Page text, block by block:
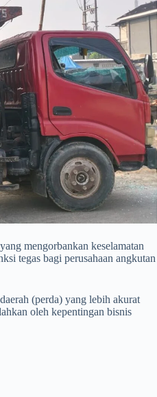
mengorbankan keselamatan
tegas bagi perusahaan angkutan
(perda) yang lebih akurat
oleh kepentingan bisnis